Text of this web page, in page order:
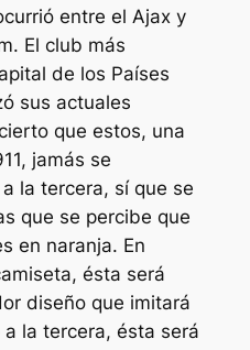
entre el Ajax y
El club más
de los Países
sus actuales
que estos, una
jamás se
la tercera, sí que se
que se percibe que
en naranja. En
ésta será
diseño que imitará
la tercera, ésta será